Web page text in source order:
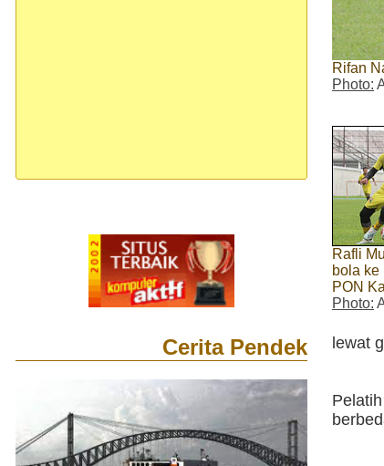
Cerita Pendek
Rifan
Photo:
Rafli
bola ke
PON
Photo:
lewat